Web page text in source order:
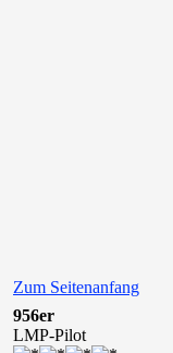
Zum Seitenanfang
956er
LMP-Pilot